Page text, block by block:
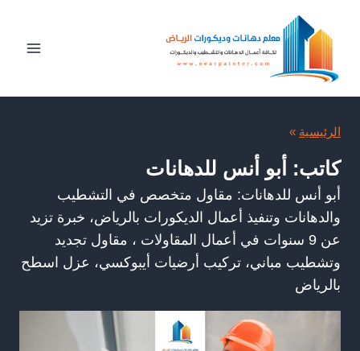
المحتوى
الرئيسية »
كاتب: أبو أنس للدهانات
أبو أنس للدهانات: مقاول متخصص في التشطيب
والدهانات وتنفيذ أعمال الديكورات بالرياض، خبرة تزيد
عن 9 سنوات في أعمال المقاولات ، مقاول تجديد
وتشطيب مباني، تركيب أرضيات أيبوكسي، عزل اسطح
بالرياض